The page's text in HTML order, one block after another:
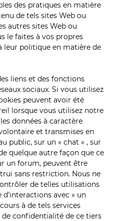
des pratiques en matière
de tels sites Web ou
autres sites Web ou
le faites à vos propres
leur politique en matière de
liens et des fonctions
sociaux. Si vous utilisez
peuvent avoir été
lorsque vous utilisez notre
données à caractère
et transmises en
public, sur un » chat « , sur
quelque autre façon que ce
un forum, peuvent être
sans restriction. Nous ne
de telles utilisations
avec » un
à de tels services
confidentialité de ce tiers